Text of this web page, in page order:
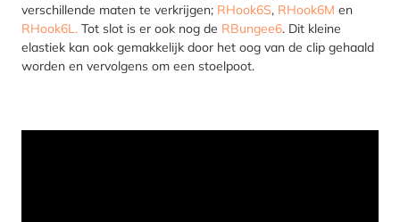
verschillende maten te verkrijgen; RHook6S, RHook6M en
RHook6L. Tot slot is er ook nog de RBungee6. Dit kleine
elastiek kan ook gemakkelijk door het oog van de clip gehaald
worden en vervolgens om een stoelpoot.